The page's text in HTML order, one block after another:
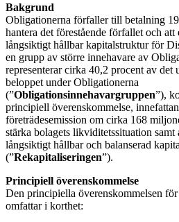
Bakgrund
Obligationerna förfaller till betalning
hantera det förestående förfallet och att
långsiktigt hållbar kapitalstruktur för
en grupp av större innehavare av
representerar cirka 40,2 procent av det
beloppet under Obligationerna
(”Obligationsinnehavargruppen”),
principiell överenskommelse,
företrädesemission om cirka 168
stärka bolagets likviditetssituation samt
långsiktigt hållbar och balanserad
(”Rekapitaliseringen”).
Principiell överenskommelse
Den principiella överenskommelsen
omfattar i korthet: